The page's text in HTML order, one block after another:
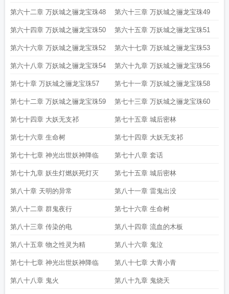
第六十二章 万妖城之骊龙宝珠48 第六十三章 万妖城之骊龙宝珠49
第六十四章 万妖城之骊龙宝珠50 第六十五章 万妖城之骊龙宝珠51
第六十六章 万妖城之骊龙宝珠52 第六十七章 万妖城之骊龙宝珠53
第六十八章 万妖城之骊龙宝珠54 第六十九章 万妖城之骊龙宝珠56
第七十章 万妖城之骊龙宝珠57 第七十一章 万妖城之骊龙宝珠58
第七十二章 万妖城之骊龙宝珠59 第七十三章 万妖城之骊龙宝珠60
第七十四章 大妖无支祁 第七十五章 城后密林
第七十六章 生命树 第七十四章 大妖无支祁
第七十七章 神光出世妖神降临 第七十八章 套话
第七十九章 妖生灯燃妖死灯灭 第七十五章 城后密林
第八十章 天明的异常 第八十一章 雷鬼出没
第八十二章 群鬼夜行 第七十六章 生命树
第八十三章 传染的电 第八十四章 流血的木板
第八十五章 物之性灵为精 第八十六章 鬼泣
第七十七章 神光出世妖神降临 第八十七章 大青小青
第八十八章 鬼火 第八十九章 鬼烧天